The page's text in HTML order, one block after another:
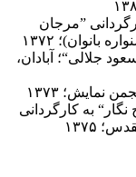
”مرجان
بانوان)؛ ۱۳۷۲
جلالی“؛ آبادان،
نمایش؛ ۱۳۷۳
به کارگردانی
۱۳۷۵